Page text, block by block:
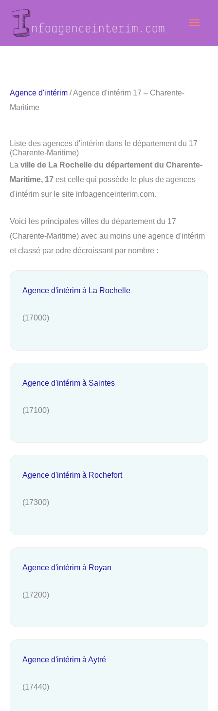
contenu
Agence d'intérim / Agence d'intérim 17 – Charente-
Maritime
Liste des agences d'intérim dans le département du 17
(Charente-Maritime)
La ville de La Rochelle du département du Charente-
Maritime, 17 est celle qui possède le plus de agences
d'intérim sur le site infoagenceinterim.com.
Voici les principales villes du département du 17
(Charente-Maritime) avec au moins une agence d'intérim
et classé par odre décroissant par nombre :
Agence d'intérim à La Rochelle
(17000)
Agence d'intérim à Saintes
(17100)
Agence d'intérim à Rochefort
(17300)
Agence d'intérim à Royan
(17200)
Agence d'intérim à Aytré
(17440)